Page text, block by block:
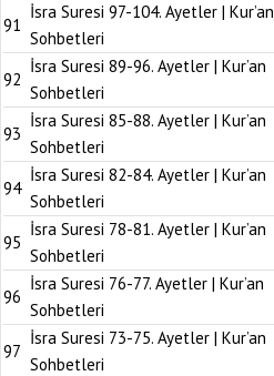
91
İsra Suresi 97-104. Ayetler | Kur’an
Sohbetleri
92
İsra Suresi 89-96. Ayetler | Kur’an
Sohbetleri
93
İsra Suresi 85-88. Ayetler | Kur’an
Sohbetleri
94
İsra Suresi 82-84. Ayetler | Kur’an
Sohbetleri
95
İsra Suresi 78-81. Ayetler | Kur’an
Sohbetleri
96
İsra Suresi 76-77. Ayetler | Kur’an
Sohbetleri
97
İsra Suresi 73-75. Ayetler | Kur’an
Sohbetleri